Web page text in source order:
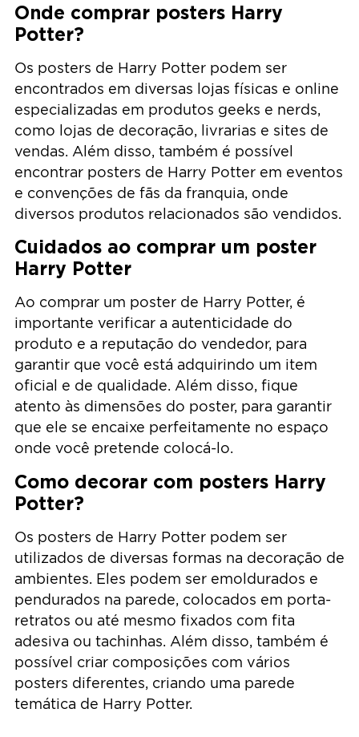
Onde comprar posters Harry
Potter?
Os posters de Harry Potter podem ser
encontrados em diversas lojas físicas e online
especializadas em produtos geeks e nerds,
como lojas de decoração, livrarias e sites de
vendas. Além disso, também é possível
encontrar posters de Harry Potter em eventos
e convenções de fãs da franquia, onde
diversos produtos relacionados são vendidos.
Cuidados ao comprar um poster
Harry Potter
Ao comprar um poster de Harry Potter, é
importante verificar a autenticidade do
produto e a reputação do vendedor, para
garantir que você está adquirindo um item
oficial e de qualidade. Além disso, fique
atento às dimensões do poster, para garantir
que ele se encaixe perfeitamente no espaço
onde você pretende colocá-lo.
Como decorar com posters Harry
Potter?
Os posters de Harry Potter podem ser
utilizados de diversas formas na decoração de
ambientes. Eles podem ser emoldurados e
pendurados na parede, colocados em porta-
retratos ou até mesmo fixados com fita
adesiva ou tachinhas. Além disso, também é
possível criar composições com vários
posters diferentes, criando uma parede
temática de Harry Potter.